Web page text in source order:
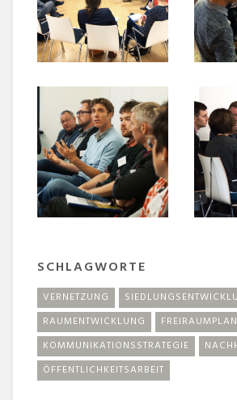
SCHLAGWORTE
VERNETZUNG
RAUMENTWICKLUNG
KOMMUNIKATIONSSTRATEGIE
ÖFFENTLICHKEITSARBEIT